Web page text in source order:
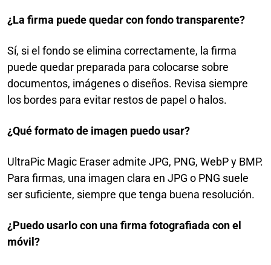
¿La firma puede quedar con fondo transparente?
Sí, si el fondo se elimina correctamente, la firma
puede quedar preparada para colocarse sobre
documentos, imágenes o diseños. Revisa siempre
los bordes para evitar restos de papel o halos.
¿Qué formato de imagen puedo usar?
UltraPic Magic Eraser admite JPG, PNG, WebP y BMP.
Para firmas, una imagen clara en JPG o PNG suele
ser suficiente, siempre que tenga buena resolución.
¿Puedo usarlo con una firma fotografiada con el
móvil?